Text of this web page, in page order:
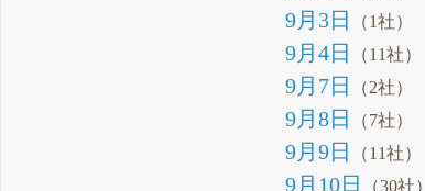
9月3日 （1社）
9月4日 （11社）
9月7日 （2社）
9月8日 （7社）
9月9日 （11社）
9月10日 （30社）